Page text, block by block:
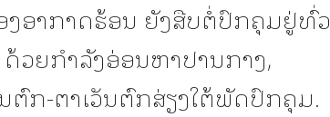
ງອາກາດຮ້ອນ ຍັງສືບຕໍ່ປົກຄຸມຢູ່ທົ່ວ
ວຍກຳລັງອ່ອນຫາປານກາງ,
ກ-ຕາເວັນຕົກສ່ຽງໃຕ້ພັດປົກຄຸມ.